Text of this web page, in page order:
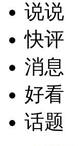
说说
快评
消息
好看
话题